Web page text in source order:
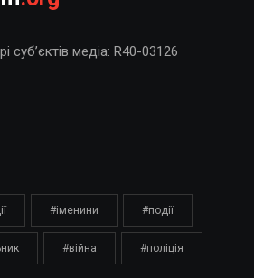
суб’єктів медіа: R40-03126
#іменини #події
#війна #поліція